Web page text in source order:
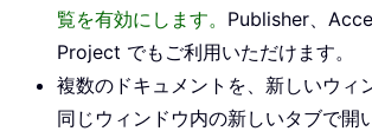
覧を有効にします。 Publisher、
Project でもご利用いただけます。
複数のドキュメントを、新しいウィ
同じウィンドウ内の新しいタブで開